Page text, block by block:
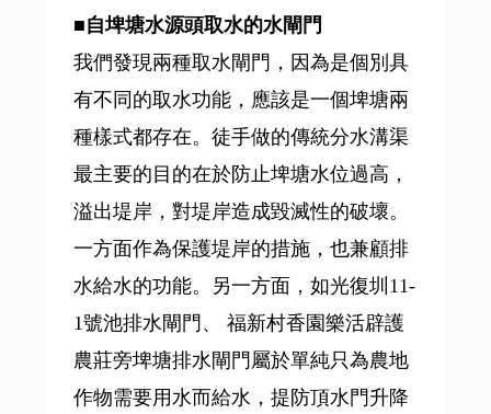
■自埤塘水源頭取水的水閘門
我們發現兩種取水閘門，因為是個別具
有不同的取水功能，應該是一個埤塘兩
種樣式都存在。徒手做的傳統分水溝渠
最主要的目的在於防止埤塘水位過高，
溢出堤岸，對堤岸造成毀滅性的破壞。
一方面作為保護堤岸的措施，也兼顧排
水給水的功能。另一方面，如光復圳11-
1號池排水閘門、 福新村香園樂活辟護
農莊旁埤塘排水閘門屬於單純只為農地
作物需要用水而給水，提防頂水門升降